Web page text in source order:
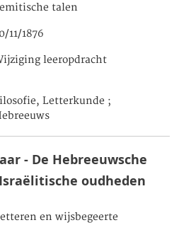
talen
11/1876
leeropdracht
Letterkunde ;
- De Hebreeuwsche
oudheden
en wijsbegeerte